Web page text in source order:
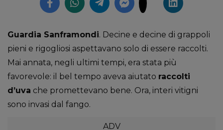
Guardia Sanframondi. Decine e decine di grappoli
pieni e rigogliosi aspettavano solo di essere raccolti.
Mai annata, negli ultimi tempi, era stata più
favorevole: il bel tempo aveva aiutato raccolti
d’uva che promettevano bene. Ora, interi vitigni
sono invasi dal fango.